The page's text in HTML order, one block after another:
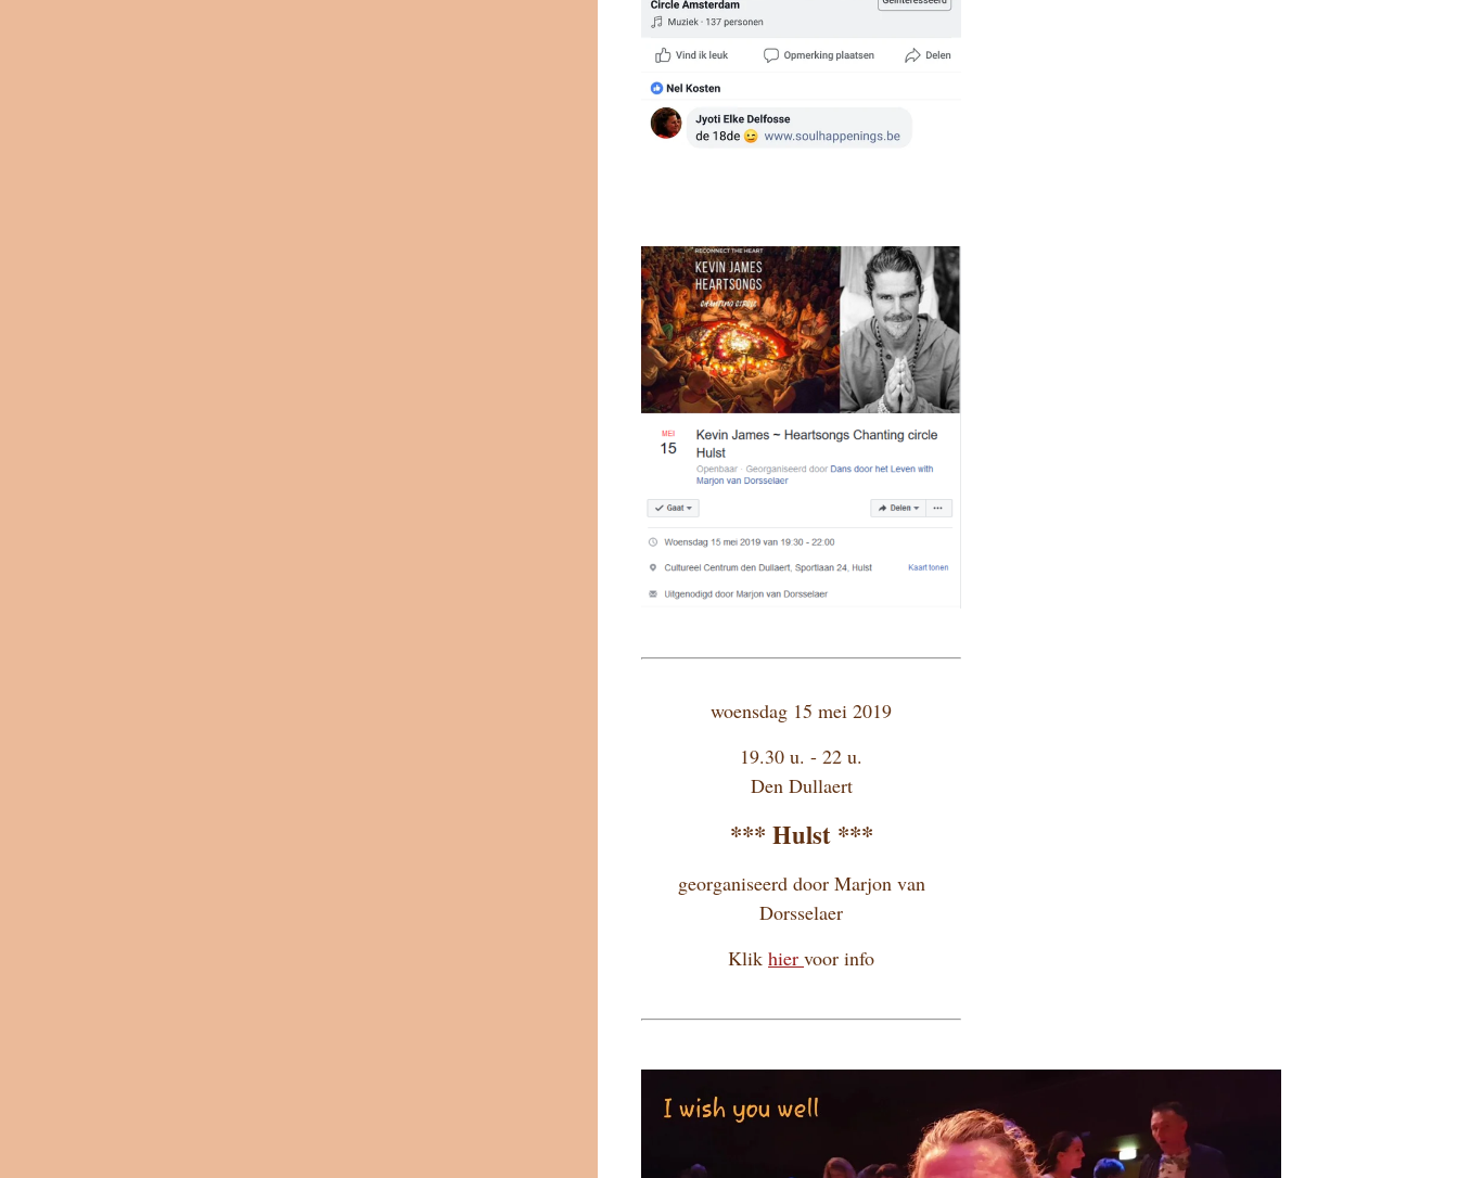
woensdag 15 mei 2019
19.30 u. - 22 u.
Den Dullaert
*** Hulst ***
georganiseerd door Marjon van
Dorsselaer
Klikhiervoor info